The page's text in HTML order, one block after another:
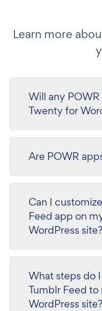
Learn more
Will any
Twenty for
Are POWR
Can I
Feed app on
WordPress site?
What steps do
Tumblr Feed
WordPress site?